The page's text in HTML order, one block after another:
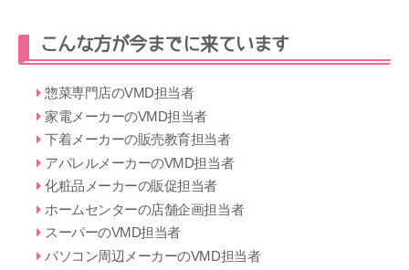
こんな方が今までに来ています
惣菜専門店のVMD担当者
家電メーカーのVMD担当者
下着メーカーの販売教育担当者
アパレルメーカーのVMD担当者
化粧品メーカーの販促担当者
ホームセンターの店舗企画担当者
スーパーのVMD担当者
パソコン周辺メーカーのVMD担当者